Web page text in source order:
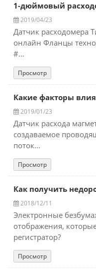
1-дюймовый
2019/04/23
Датчик расходомера
онлайн Фланцы
#...
Просмотр
Какие факторы
2019/01/23
Датчик расхода
создаваемое
поток...
Просмотр
Как получить
2018/12/11
Электронные
отображения,
регистратор?
Просмотр